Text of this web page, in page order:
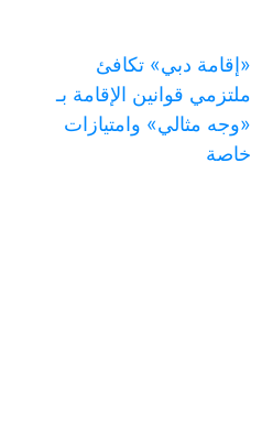
«إقامة دبي» تكافئ
ملتزمي قوانين الإقامة بـ
«وجه مثالي» وامتيازات
خاصة